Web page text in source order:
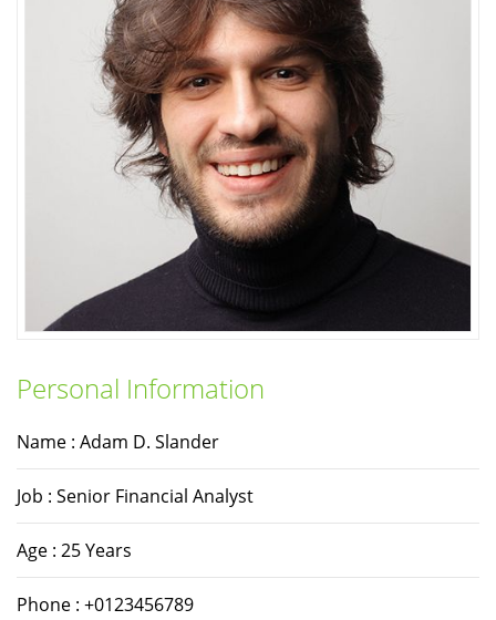
Personal Information
Name : Adam D. Slander
Job : Senior Financial Analyst
Age : 25 Years
Phone : +0123456789